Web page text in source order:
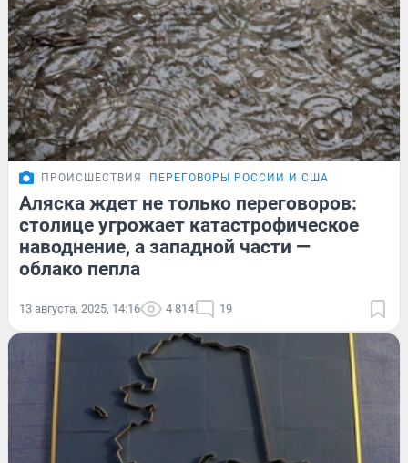
ПРОИСШЕСТВИЯ ПЕРЕГОВОРЫ РОССИИ И США
Аляска ждет не только переговоров:
столице угрожает катастрофическое
наводнение, а западной части —
облако пепла
13 августа, 2025, 14:16 4 814 19